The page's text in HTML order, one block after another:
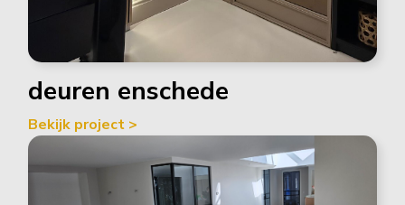
deuren enschede
Bekijk project >